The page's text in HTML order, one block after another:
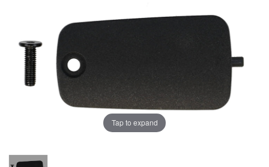
Tap to expand